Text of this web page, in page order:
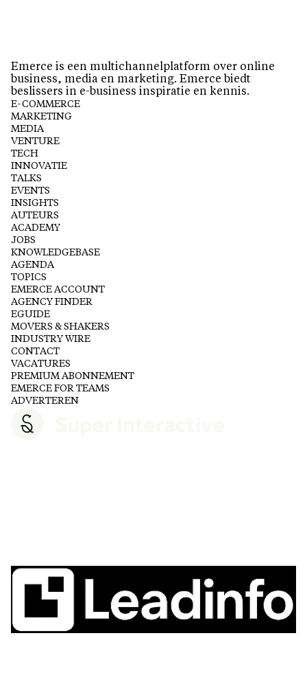
Emerce is een multichannelplatform over online
business, media en marketing. Emerce biedt
beslissers in e-business inspiratie en kennis.
E-COMMERCE
MARKETING
MEDIA
VENTURE
TECH
INNOVATIE
TALKS
EVENTS
INSIGHTS
AUTEURS
ACADEMY
JOBS
KNOWLEDGEBASE
AGENDA
TOPICS
EMERCE ACCOUNT
AGENCY FINDER
EGUIDE
MOVERS & SHAKERS
INDUSTRY WIRE
CONTACT
VACATURES
PREMIUM ABONNEMENT
EMERCE FOR TEAMS
ADVERTEREN